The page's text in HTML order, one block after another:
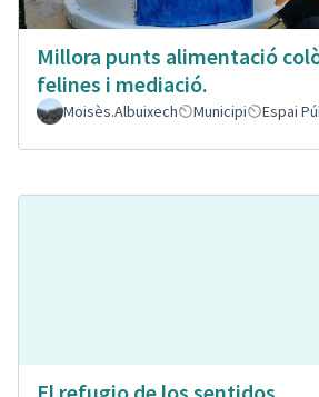
Millora punts alimentació
felines i mediació.
Moisès.Albuixech Municipi Espai